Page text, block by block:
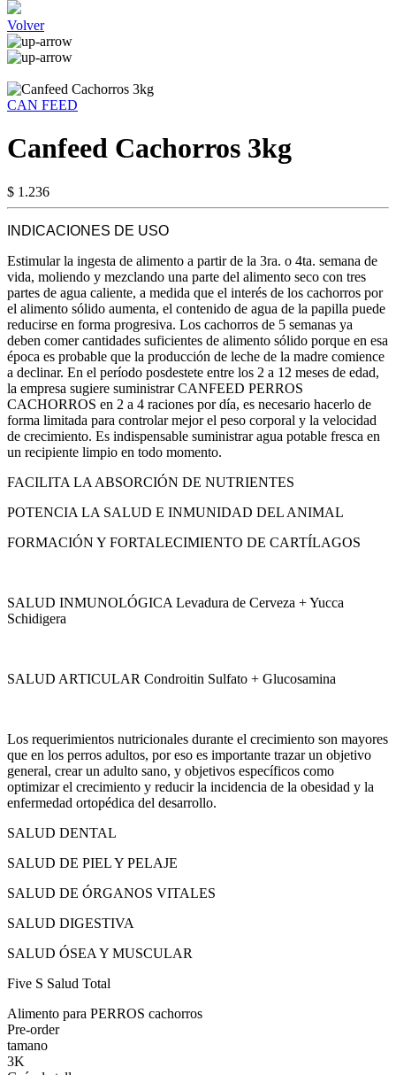
Volver
CAN FEED
Canfeed Cachorros 3kg
$ 1.236
INDICACIONES DE USO
Estimular la ingesta de alimento a partir de la 3ra. o 4ta. semana de
vida, moliendo y mezclando una parte del alimento seco con tres
partes de agua caliente, a medida que el interés de los cachorros por
el alimento sólido aumenta, el contenido de agua de la papilla puede
reducirse en forma progresiva. Los cachorros de 5 semanas ya
deben comer cantidades suficientes de alimento sólido porque en esa
época es probable que la producción de leche de la madre comience
a declinar. En el período posdestete entre los 2 a 12 meses de edad,
la empresa sugiere suministrar CANFEED PERROS
CACHORROS en 2 a 4 raciones por día, es necesario hacerlo de
forma limitada para controlar mejor el peso corporal y la velocidad
de crecimiento. Es indispensable suministrar agua potable fresca en
un recipiente limpio en todo momento.
FACILITA LA ABSORCIÓN DE NUTRIENTES
POTENCIA LA SALUD E INMUNIDAD DEL ANIMAL
FORMACIÓN Y FORTALECIMIENTO DE CARTÍLAGOS
SALUD INMUNOLÓGICA Levadura de Cerveza + Yucca
Schidigera
SALUD ARTICULAR Condroitin Sulfato + Glucosamina
Los requerimientos nutricionales durante el crecimiento son mayores
que en los perros adultos, por eso es importante trazar un objetivo
general, crear un adulto sano, y objetivos específicos como
optimizar el crecimiento y reducir la incidencia de la obesidad y la
enfermedad ortopédica del desarrollo.
SALUD DENTAL
SALUD DE PIEL Y PELAJE
SALUD DE ÓRGANOS VITALES
SALUD DIGESTIVA
SALUD ÓSEA Y MUSCULAR
Five S Salud Total
Alimento para PERROS cachorros
Pre-order
tamano
3K